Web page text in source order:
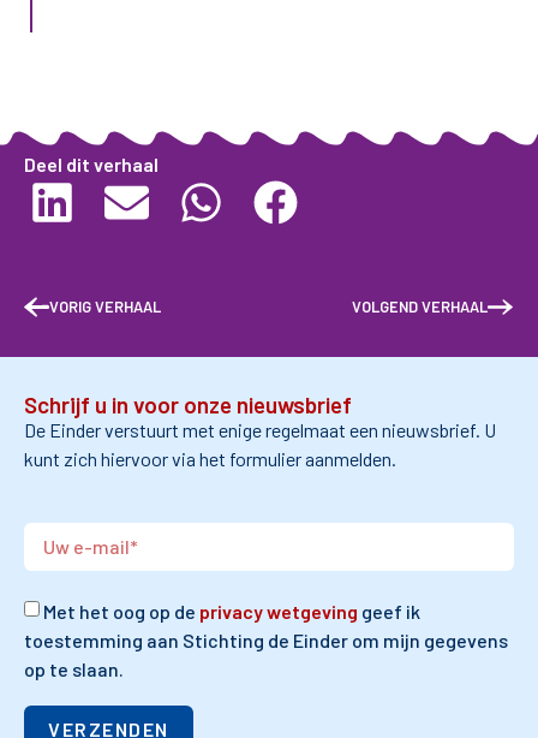
Deel dit verhaal
VORIG VERHAAL VOLGEND VERHAAL
Schrijf u in voor onze nieuwsbrief
De Einder verstuurt met enige regelmaat een nieuwsbrief. U
kunt zich hiervoor via het formulier aanmelden.
Met het oog op de privacy wetgeving geef ik
toestemming aan Stichting de Einder om mijn gegevens
op te slaan.
VERZENDEN